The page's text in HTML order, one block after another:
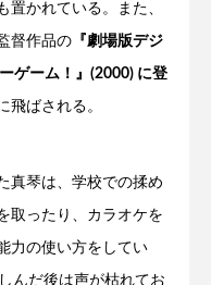
置かれている。また、
督作品の 『劇場版デジ
ゲーム！』(2000) に登
飛ばされる。
真琴は、学校での揉め
取ったり、カラオケを
力の使い方をしてい
んだ後は声が枯れてお